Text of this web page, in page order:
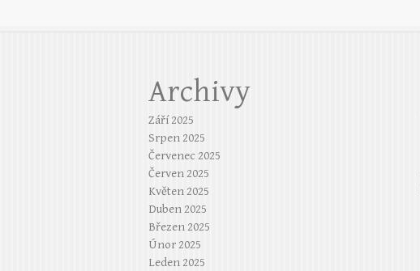
Archivy
Září 2025
Srpen 2025
Červenec 2025
Červen 2025
Květen 2025
Duben 2025
Březen 2025
Únor 2025
Leden 2025